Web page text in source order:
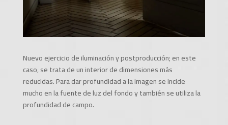
Nuevo ejercicio de iluminación y postproducción; en este
caso, se trata de un interior de dimensiones más
reducidas. Para dar profundidad a la imagen se incide
mucho en la fuente de luz del fondo y también se utiliza la
profundidad de campo.